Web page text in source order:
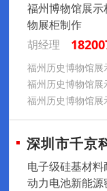
福州博物馆展
物展柜制作
胡经理
福州历史博物馆
福州历史博物馆
福州历史博物馆
深圳市千京
电子级硅基材
动力电池新能